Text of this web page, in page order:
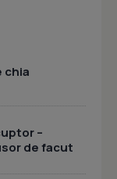
chia
–
de facut